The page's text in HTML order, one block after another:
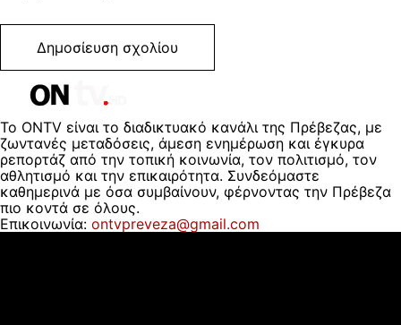
Το ONTV είναι το διαδικτυακό κανάλι της Πρέβεζας, με
ζωντανές μεταδόσεις, άμεση ενημέρωση και έγκυρα
ρεπορτάζ από την τοπική κοινωνία, τον πολιτισμό, τον
αθλητισμό και την επικαιρότητα. Συνδεόμαστε
καθημερινά με όσα συμβαίνουν, φέρνοντας την Πρέβεζα
πιο κοντά σε όλους.
Επικοινωνία: ontvpreveza@gmail.com